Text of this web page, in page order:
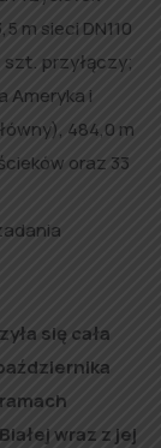
m sieci DN110
szt. przyłączy;
Ameryka i
484,0 m
oraz 33
się cała
wraz z jej